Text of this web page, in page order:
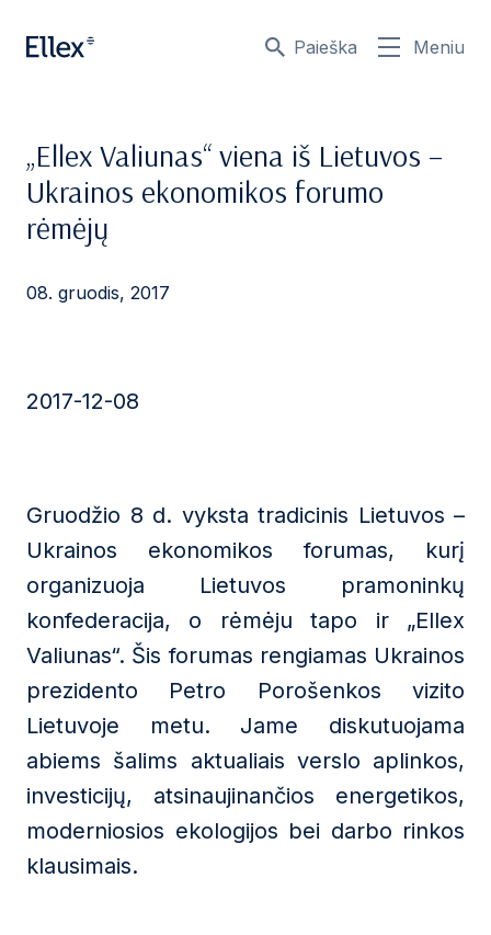
Paieška Meniu
„Ellex Valiunas“ viena iš Lietuvos –
Ukrainos ekonomikos forumo
rėmėjų
08. gruodis, 2017
2017-12-08
Gruodžio 8 d. vyksta tradicinis Lietuvos –
Ukrainos ekonomikos forumas, kurį
organizuoja Lietuvos pramoninkų
konfederacija, o rėmėju tapo ir „Ellex
Valiunas“. Šis forumas rengiamas Ukrainos
prezidento Petro Porošenkos vizito
Lietuvoje metu. Jame diskutuojama
abiems šalims aktualiais verslo aplinkos,
investicijų, atsinaujinančios energetikos,
moderniosios ekologijos bei darbo rinkos
klausimais.